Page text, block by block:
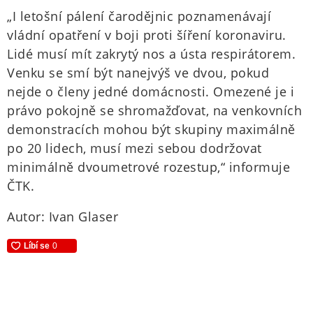
„I letošní pálení čarodějnic poznamenávají
vládní opatření v boji proti šíření koronaviru.
Lidé musí mít zakrytý nos a ústa respirátorem.
Venku se smí být nanejvýš ve dvou, pokud
nejde o členy jedné domácnosti. Omezené je i
právo pokojně se shromažďovat, na venkovních
demonstracích mohou být skupiny maximálně
po 20 lidech, musí mezi sebou dodržovat
minimálně dvoumetrové rozestup,“ informuje
ČTK.
Autor: Ivan Glaser